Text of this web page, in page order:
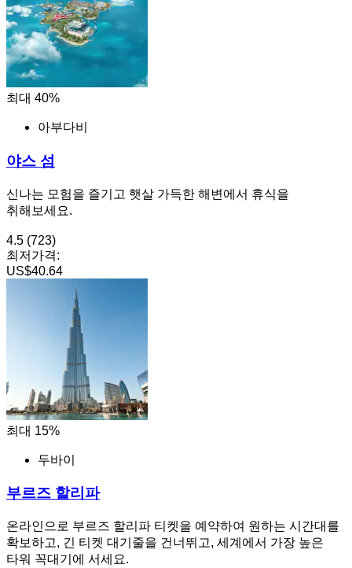
최대 40%
아부다비
야스 섬
신나는 모험을 즐기고 햇살 가득한 해변에서 휴식을
취해보세요.
4.5 (723)
최저가격:
US$40.64
최대 15%
두바이
부르즈 할리파
온라인으로 부르즈 할리파 티켓을 예약하여 원하는 시간대를
확보하고, 긴 티켓 대기줄을 건너뛰고, 세계에서 가장 높은
타워 꼭대기에 서세요.